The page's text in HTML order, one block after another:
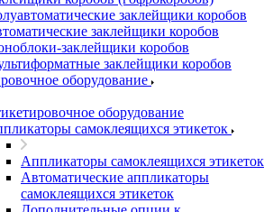
заклейщики коробов
заклейщики коробов
заклейщики коробов
заклейщики коробов
оборудование
оборудование
самоклеящихся этикеток
Аппликаторы самоклеящихся этикеток
Автоматические аппликаторы
самоклеящихся этикеток